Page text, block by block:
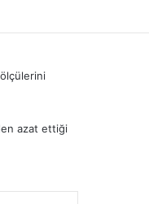
azat ettiği